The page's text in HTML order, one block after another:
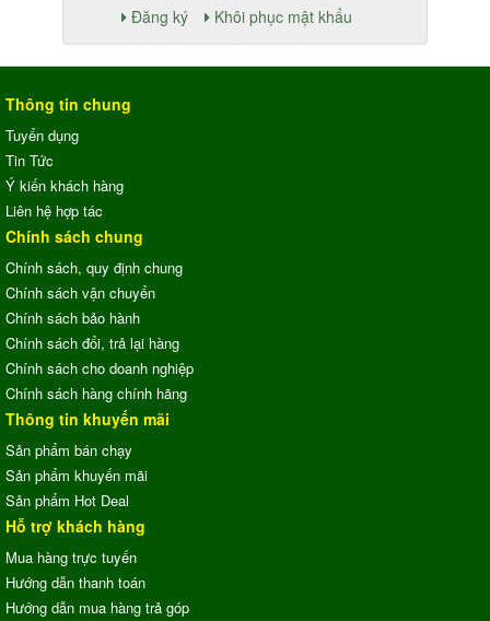
Đăng ký Khôi phục mật khẩu
Thông tin chung
Tuyển dụng
Tin Tức
Ý kiến khách hàng
Liên hệ hợp tác
Chính sách chung
Chính sách, quy định chung
Chính sách vận chuyển
Chính sách bảo hành
Chính sách đổi, trả lại hàng
Chính sách cho doanh nghiệp
Chính sách hàng chính hãng
Thông tin khuyến mãi
Sản phẩm bán chạy
Sản phẩm khuyến mãi
Sản phẩm Hot Deal
Hỗ trợ khách hàng
Mua hàng trực tuyến
Hướng dẫn thanh toán
Hướng dẫn mua hàng trả góp